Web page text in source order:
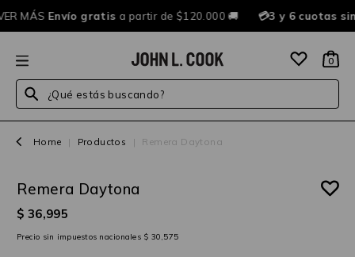
MÁS Envío gratis a partir de $120.000 🚚 💳3 y 6 cuotas
0
¿Qué estás buscando?
Home | Productos | Remera Daytona
Remera Daytona
$ 36,995
Precio sin impuestos nacionales $ 30,575